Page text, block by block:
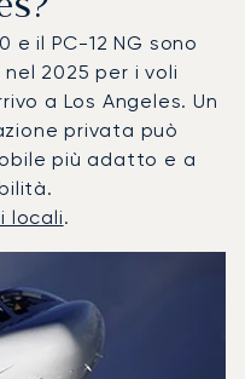
e il PC-12 NG sono
2025 per i voli
a Los Angeles. Un
privata può
più adatto e a
locali.
aeromobile
(nodi)